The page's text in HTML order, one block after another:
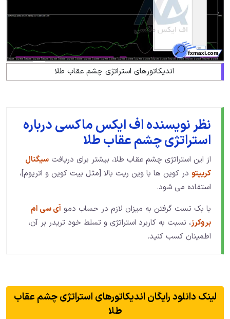
اندیکاتورهای استراتژی چشم عقاب طلا
نظر نویسنده اف ایکس ماکسی درباره
استراتژی چشم عقاب طلا
از این استراتژی چشم عقاب طلا، بیشتر برای دریافت سیگنال
کریپتو در کوین ها با وین ریت بالا [مثل بیت کوین و اتریوم]،
استفاده می شود.
با بک تست گرفتن به میزان لازم در حساب دمو آی سی ام
بروکرز، نسبت به کاربرد استراتژی و تسلط خود تریدر بر آن،
اطمینان کسب کنید.
لینک دانلود رایگان اندیکاتورهای استراتژی چشم عقاب
طلا